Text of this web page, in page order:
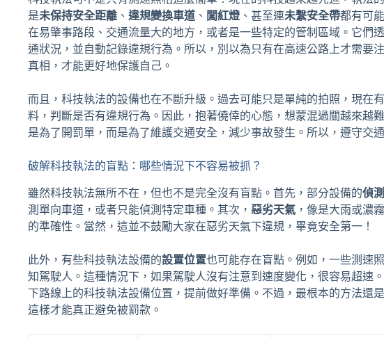
是未保持安全距離 、 違規變換車道 、 闖紅燈、甚至連未繫安全帶都有可
在易肇事路段、交通流量大的地方，或者是一些特定的管制區域。它們
通狀況，並自動記錄違規行為。所以，別以為只有在高速公路上才需要
真相，才能更好地保護自己。
而且，科技執法的設備也在不斷升級。過去可能只是單純的拍照，現在
料，判斷是否有違規行為。因此，抱著僥倖的心態，想蒙混過關越來越
是為了開罰單，而是為了維護交通安全，減少事故發生。所以，遵守交
破解科技執法的盲點：哪些情況下不容易被抓？
雖然科技執法無所不在，但也不是完全沒有盲點。首先，部分設備的偵
測單向車道，或者只能偵測特定車種。其次， 惡劣天氣 ，像是大雨或濃
的準確性。當然，這並不鼓勵大家在惡劣天氣下違規，畢竟安全第一！
此外，有些科技執法設備的設置位置也可能存在盲點。例如，一些測速
知駕駛人。這種情況下，如果駕駛人沒有注意到速度變化，很容易超速
下路線上的科技執法設備位置，提前做好準備。不過，最根本的方法還
這樣才能真正避免被罰款。